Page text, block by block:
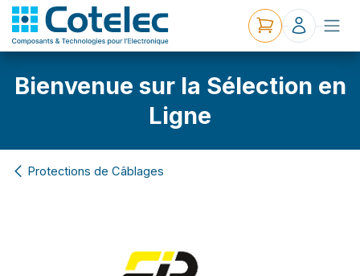
Bienvenue sur la Sélection en
Ligne
Protections de Câblages